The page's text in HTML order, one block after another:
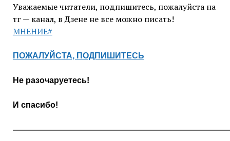
Уважаемые читатели, подпишитесь, пожалуйста на
тг — канал, в Дзене не все можно писать!
МНЕНИЕ#
ПОЖАЛУЙСТА, ПОДПИШИТЕСЬ
Не разочаруетесь!
И спасибо!